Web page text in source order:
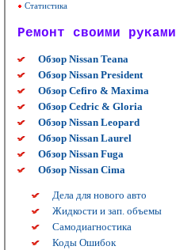
Статистика
Ремонт своими руками
Обзор Nissan Teana
Обзор Nissan President
Обзор Cefiro & Maxima
Обзор Cedric & Gloria
Обзор Nissan Leopard
Обзор Nissan Laurel
Обзор Nissan Fuga
Обзор Nissan Cima
Дела для нового авто
Жидкости и зап. объемы
Самодиагностика
Коды Ошибок